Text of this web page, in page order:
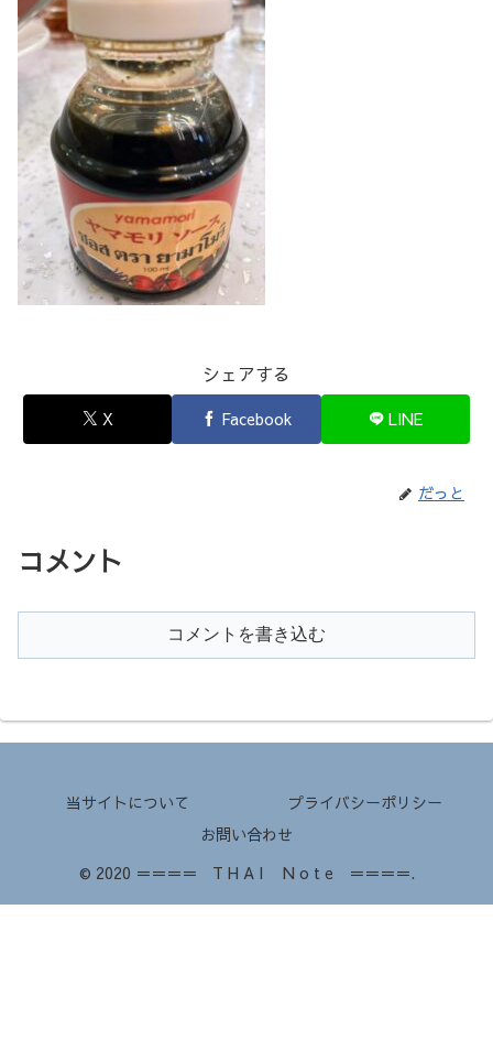
シェアする
X Facebook LINE
だっと
コメント
コメントを書き込む
当サイトについて
プライバシーポリシー
お問い合わせ
© 2020 ＝＝＝＝ T H A I N o t e ＝＝＝＝.